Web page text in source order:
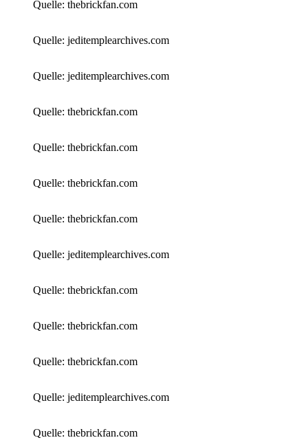
Quelle: thebrickfan.com
Quelle: jeditemplearchives.com
Quelle: jeditemplearchives.com
Quelle: thebrickfan.com
Quelle: thebrickfan.com
Quelle: thebrickfan.com
Quelle: thebrickfan.com
Quelle: jeditemplearchives.com
Quelle: thebrickfan.com
Quelle: thebrickfan.com
Quelle: thebrickfan.com
Quelle: jeditemplearchives.com
Quelle: thebrickfan.com